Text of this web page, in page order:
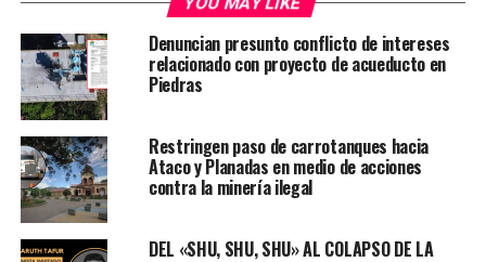
Denuncian presunto conflicto de intereses
relacionado con proyecto de acueducto en
Piedras
Restringen paso de carrotanques hacia
Ataco y Planadas en medio de acciones
contra la minería ilegal
DEL «SHU, SHU, SHU» AL COLAPSO DE LA